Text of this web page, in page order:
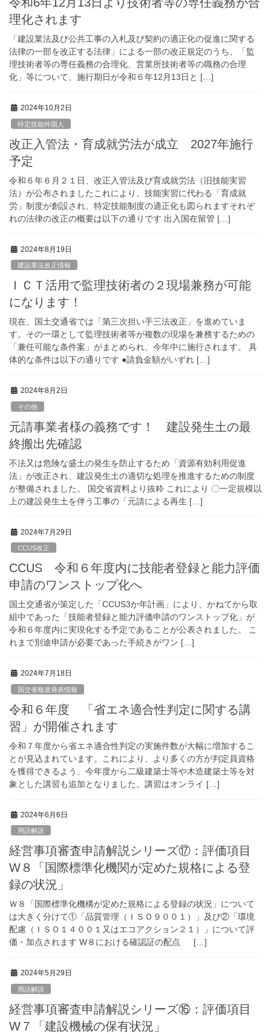
理化されます
「建設業法及び公共工事の入札及び契約の適正化の促進に関する
法律の一部を改正する法律」による一部の改正規定のうち、「監
理技術者等の専任義務の合理化、営業所技術者等の職務の合理
化」等について、施行期日が令和６年12月13日と […]
2024年10月2日
特定技能外国人
改正入管法・育成就労法が成立 2027年施行
予定
令和６年６月２１日、改正入管法及び育成就労法（旧技能実習
法）が公布されましたこれにより、技能実習に代わる「育成就
労」制度が創設され、特定技能制度の適正化も図られますそれぞ
れの法律の改正の概要は以下の通りです 出入国在留管 […]
2024年8月19日
建設業法改正情報
ＩＣＴ活用で監理技術者の２現場兼務が可能
になります！
現在、国土交通省では「第三次担い手三法改正」を進めていま
す。その一環として監理技術者等が複数の現場を兼務するための
「兼任可能な条件案」がまとめられ、今年中に施行されます。 具
体的な条件は以下の通りです ●請負金額がいずれ […]
2024年8月2日
その他
元請事業者様の義務です！ 建設発生土の最
終搬出先確認
不法又は危険な盛土の発生を防止するため「資源有効利用促進
法」が改正され、建設発生土の適切な処理を推進するための制度
が整備されました。 国交省資料より抜粋 これにより 〇一定規模以
上の建設発生土を伴う工事の「元請による再生 […]
2024年7月29日
CCUS改正
CCUS 令和６年度内に技能者登録と能力評価
申請のワンストップ化へ
国土交通省が策定した「CCUS3か年計画」により、かねてから取
組中であった「技能者登録と能力評価申請のワンストップ化」が
令和６年度内に実現化する予定であることが公表されました。 こ
れまで別途申請が必要であった手続きがワン […]
2024年7月18日
国交省報道発表情報
令和６年度 「省エネ適合性判定に関する講
習」が開催されます
令和７年度から省エネ適合性判定の実施件数が大幅に増加するこ
とが見込まれています。これにより、より多くの方が判定員資格
を獲得できるよう、今年度から二級建築士等や木造建築士等を対
象とした講習も追加となりました。講習はオンライ […]
2024年6月6日
用語解説
経営事項審査申請解説シリーズ⑰：評価項目
W８「国際標準化機関が定めた規格による登
録の状況」
Ｗ８「国際標準化機構が定めた規格による登録の状況」について
は大きく分けて①「品質管理（ＩＳＯ９００１）」及び②「環境
配慮（ＩＳＯ１４００１又はエコアクション２１）」について評
価・加点されます W８における確認証の配点 […]
2024年5月29日
用語解説
経営事項審査申請解説シリーズ⑯：評価項目
W７「建設機械の保有状況」